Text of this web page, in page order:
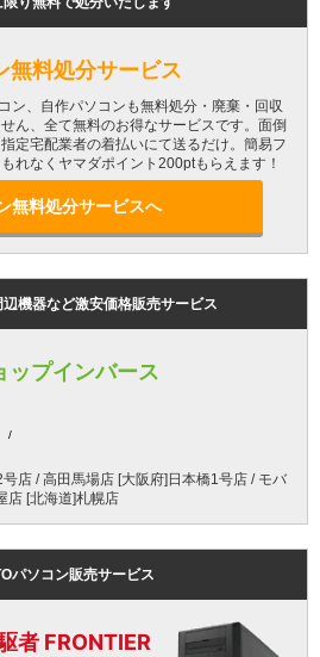
無料処分サービス
ン、自作パソコンも無料処分・廃棄・回収
ん、全て無料のお得なサービスです。面倒
定宅配業者の着払いにて送るだけ。簡易フ
れなくヤマダポイント200ptもらえます！
無料処分サービスへ
機器など激安価格販売サービス
ップインバース
店 / 高田馬場店 [大阪府]日本橋1号店 / モバ
店 [北海道]札幌店
パソコン販売サービス
者 FRONTIER